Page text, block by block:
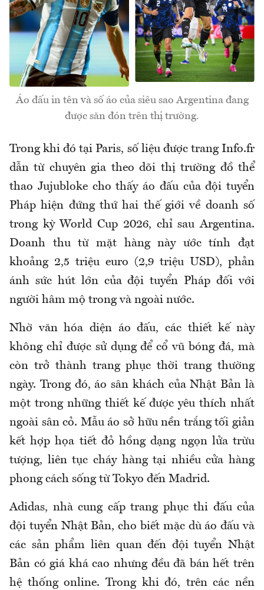
Áo đấu in tên và số áo của siêu sao Argentina đang
được săn đón trên thị trường.
Trong khi đó tại Paris, số liệu được trang Info.fr
dẫn từ chuyên gia theo dõi thị trường đồ thể
thao Jujubloke cho thấy áo đấu của đội tuyển
Pháp hiện đứng thứ hai thế giới về doanh số
trong kỳ World Cup 2026, chỉ sau Argentina.
Doanh thu từ mặt hàng này ước tính đạt
khoảng 2,5 triệu euro (2,9 triệu USD), phản
ánh sức hút lớn của đội tuyển Pháp đối với
người hâm mộ trong và ngoài nước.
Nhờ văn hóa diện áo đấu, các thiết kế này
không chỉ được sử dụng để cổ vũ bóng đá, mà
còn trở thành trang phục thời trang thường
ngày. Trong đó, áo sân khách của Nhật Bản là
một trong những thiết kế được yêu thích nhất
ngoài sân cỏ. Mẫu áo sở hữu nền trắng tối giản
kết hợp họa tiết đỏ hồng dạng ngọn lửa trừu
tượng, liên tục cháy hàng tại nhiều cửa hàng
phong cách sống từ Tokyo đến Madrid.
Adidas, nhà cung cấp trang phục thi đấu của
đội tuyển Nhật Bản, cho biết mặc dù áo đấu và
các sản phẩm liên quan đến đội tuyển Nhật
Bản có giá khá cao nhưng đều đã bán hết trên
hệ thống online. Trong khi đó, trên các nền